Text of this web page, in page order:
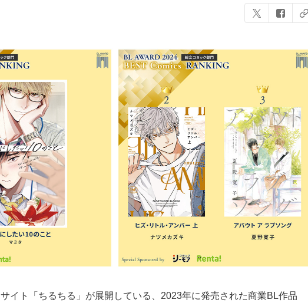
イト「ちるちる」が展開している、2023年に発売された商業BL作品